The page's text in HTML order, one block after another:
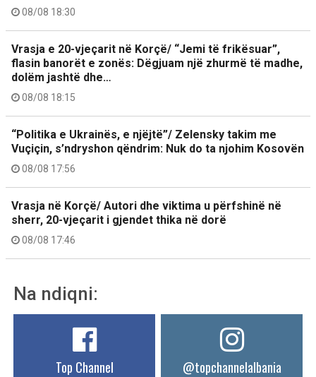
08/08 18:30
Vrasja e 20-vjeçarit në Korçë/ “Jemi të frikësuar”,
flasin banorët e zonës: Dëgjuam një zhurmë të madhe,
dolëm jashtë dhe…
08/08 18:15
“Politika e Ukrainës, e njëjtë”/ Zelensky takim me
Vuçiçin, s’ndryshon qëndrim: Nuk do ta njohim Kosovën
08/08 17:56
Vrasja në Korçë/ Autori dhe viktima u përfshinë në
sherr, 20-vjeçarit i gjendet thika në dorë
08/08 17:46
Na ndiqni:
Top Channel @topchannelalbania